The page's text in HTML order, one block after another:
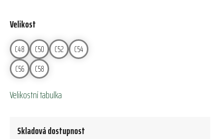
Velikost
C48 C50 C52
C54
C56
C58
Velikostní tabulka
Skladová dostupnost